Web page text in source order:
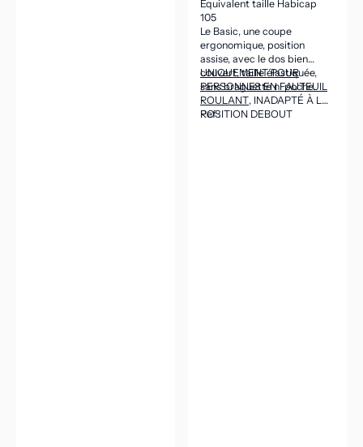
Équivalent taille Habicap
105
Le Basic, une coupe
ergonomique, position
assise, avec le dos bien
couvert, taille élastiquée,
sans braguette ni poche.
UNIQUEMENT POUR
PERSONNES EN FAUTEUIL
ROULANT, INADAPTÉ À LA
POSITION DEBOUT
Ref :